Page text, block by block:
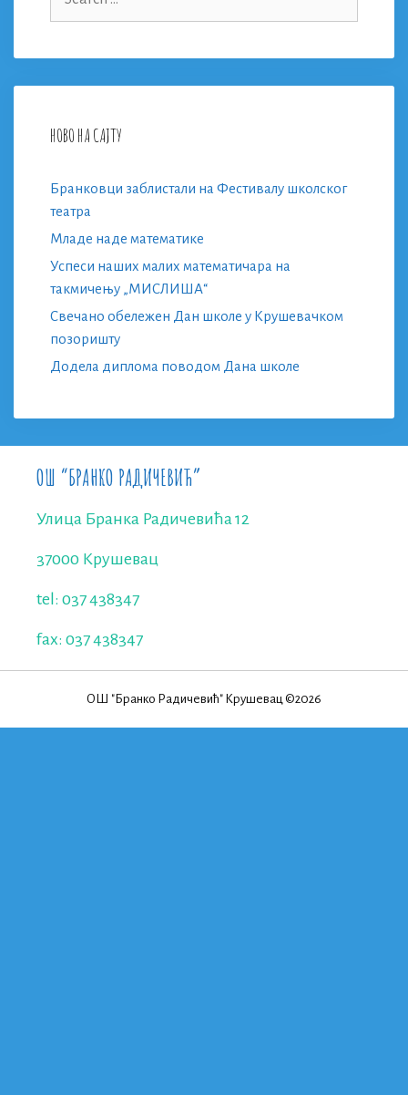
НОВО НА САЈТУ
Бранковци заблистали на Фестивалу школског
театра
Младе наде математике
Успеси наших малих математичара на
такмичењу „МИСЛИША“
Свечано обележен Дан школе у Крушевачком
позоришту
Додела диплома поводом Дана школе
ОШ “БРАНКО РАДИЧЕВИЋ”
Улица Бранка Радичевића 12
37000 Крушевац
tel: 037 438347
fax: 037 438347
ОШ "Бранко Радичевић" Крушевац ©2026